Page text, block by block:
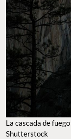
La cascada de
Shutterstock